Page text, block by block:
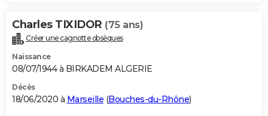
Charles TIXIDOR (75 ans)
Créer une cagnotte obsèques
Naissance
08/07/1944 à BIRKADEM ALGERIE
Décès
18/06/2020 à Marseille (Bouches-du-Rhône)